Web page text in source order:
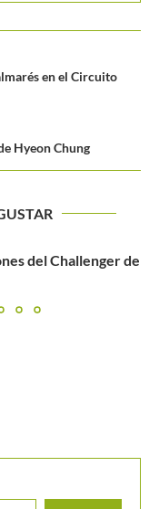
en el Circuito
Hyeon Chung
en Palm